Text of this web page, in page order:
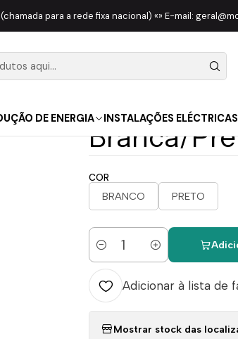
DE ENERGIA INSTALAÇÕES ELÉCTRICAS
para a rede fixa nacional) «» E-mail:
Abraçadeira Fivela 6.6 2.5x98
Branca/
COR
BRANCO PRETO
Quantidade
Adicionar à lista de
Mostrar stock das